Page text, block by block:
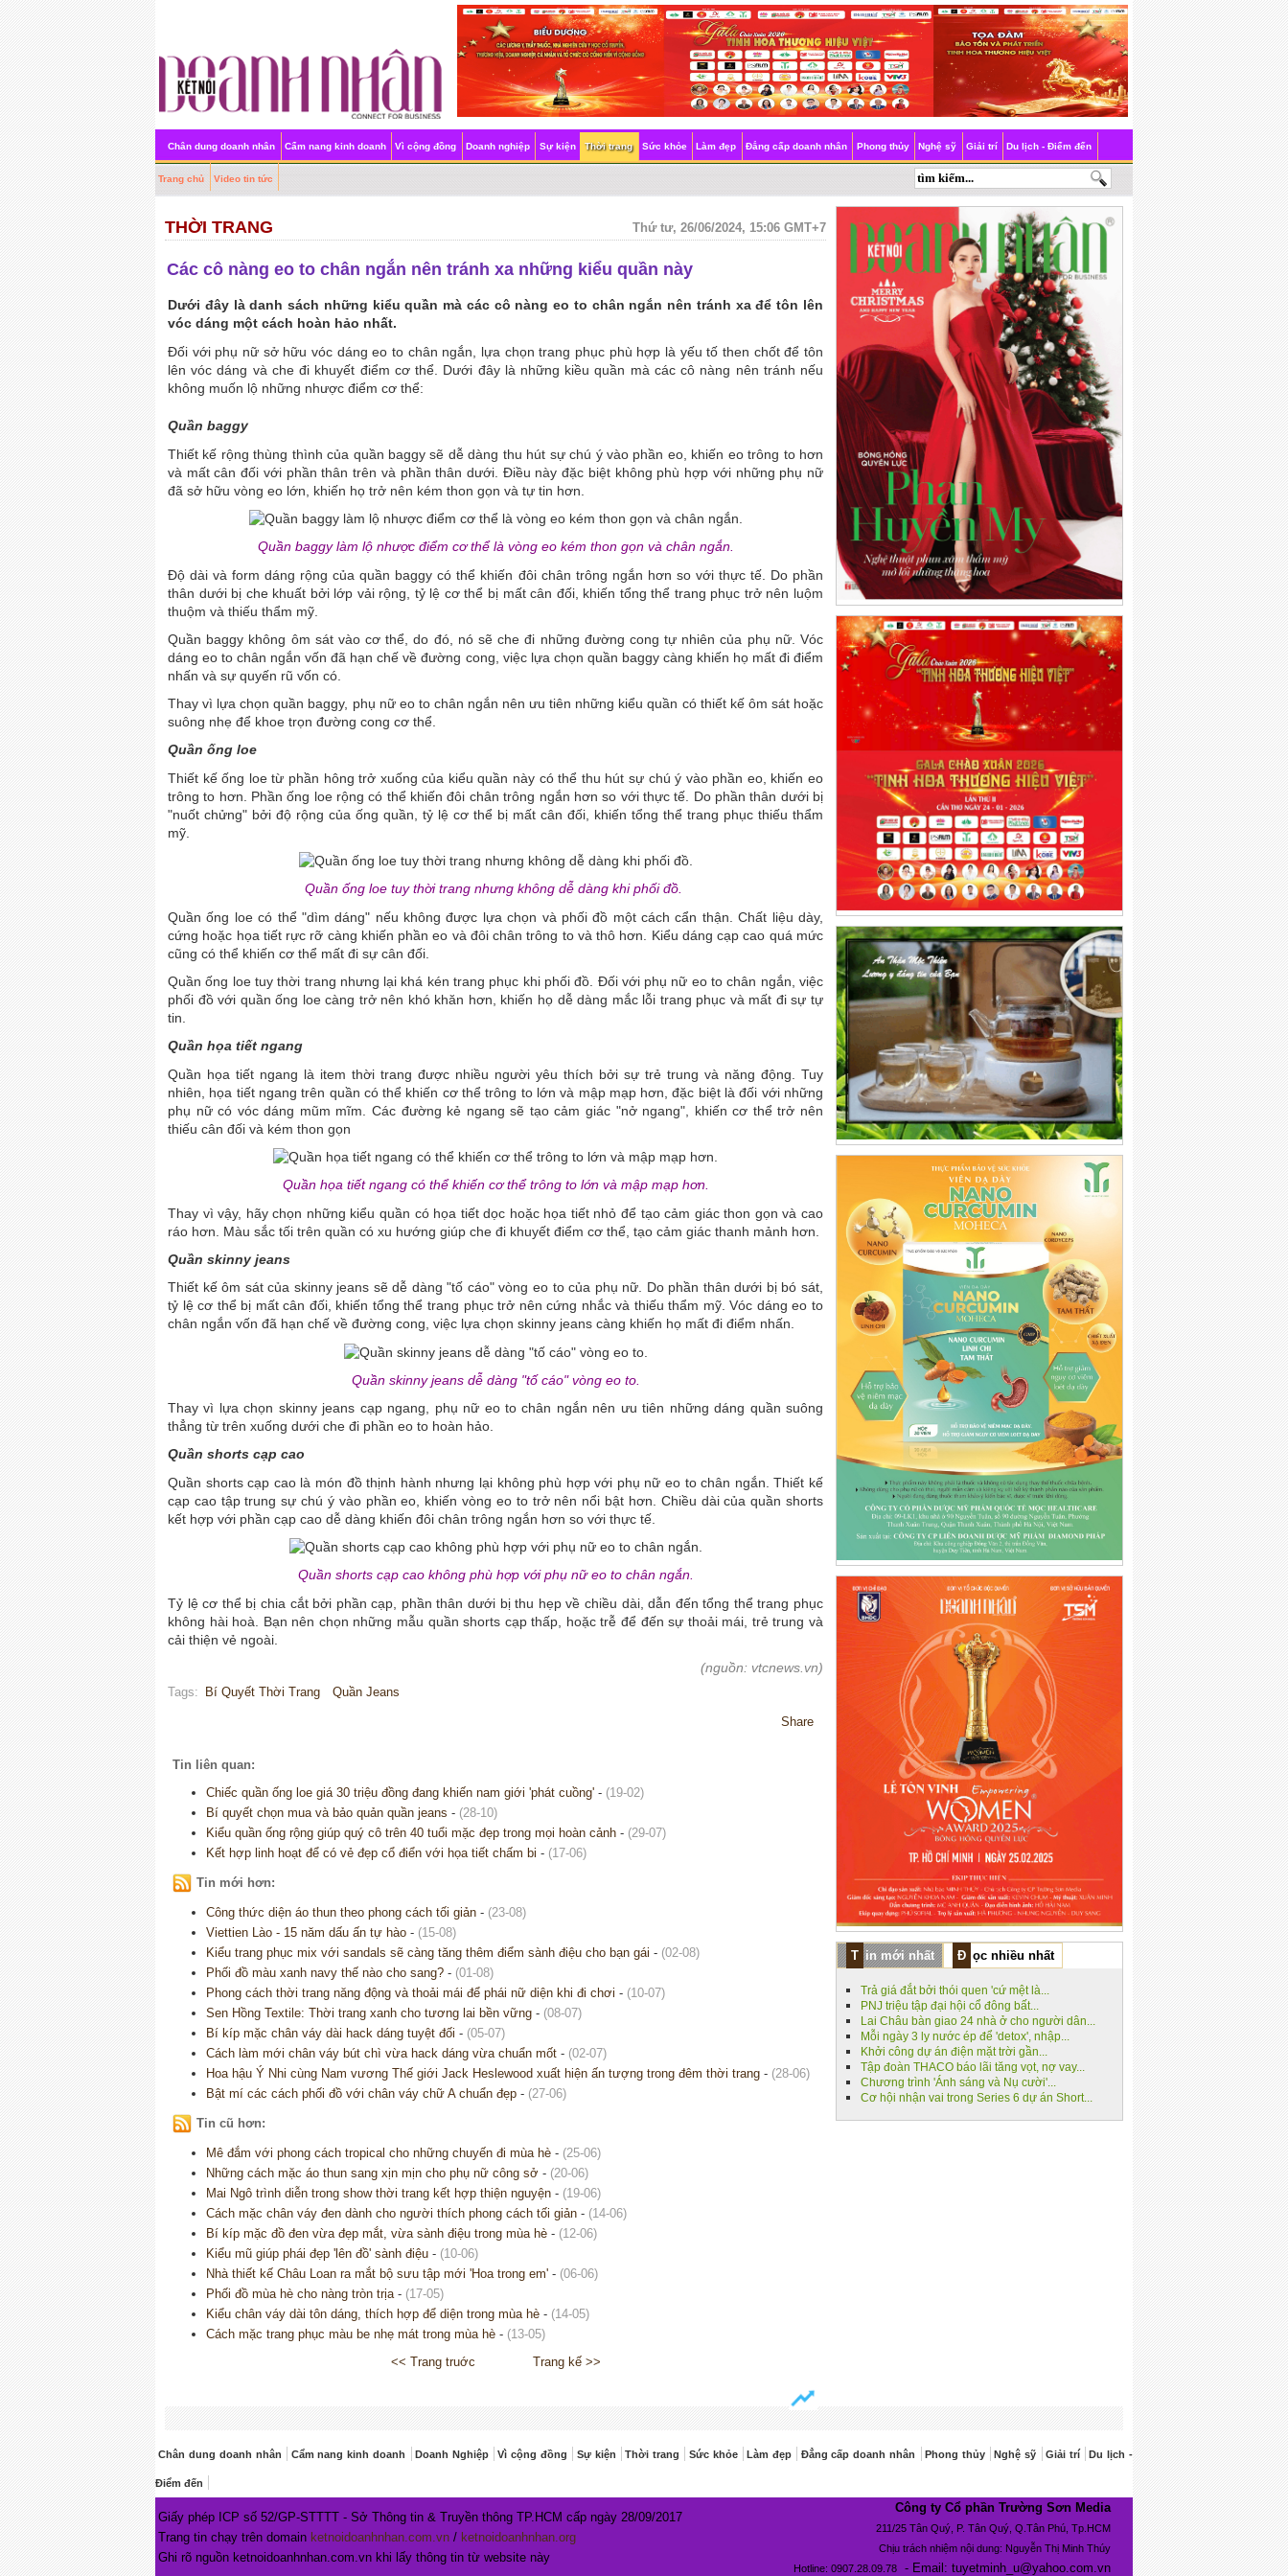
Chân dung doanh nhân Cẩm nang kinh doanh Vì cộng đồng Doanh nghiệp Sự kiện Thời trang Sức khỏe Làm đẹp Đẳng cấp doanh nhân Phong thủy Nghệ sỹ Giải trí Du lịch - Điểm đến
Trang chủ Video tin tức
THỜI TRANG Thứ tư, 26/06/2024, 15:06 GMT+7
Các cô nàng eo to chân ngắn nên tránh xa những kiểu quần này
Dưới đây là danh sách những kiểu quần mà các cô nàng eo to chân ngắn nên tránh xa để tôn lên
vóc dáng một cách hoàn hảo nhất.
Đối với phụ nữ sở hữu vóc dáng eo to chân ngắn, lựa chọn trang phục phù hợp là yếu tố then chốt để tôn
lên vóc dáng và che đi khuyết điểm cơ thể. Dưới đây là những kiều quần mà các cô nàng nên tránh nếu
không muốn lộ những nhược điểm cơ thể:
Quần baggy
Thiết kế rộng thùng thình của quần baggy sẽ dễ dàng thu hút sự chú ý vào phần eo, khiến eo trông to hơn
và mất cân đối với phần thân trên và phần thân dưới. Điều này đặc biệt không phù hợp với những phụ nữ
đã sở hữu vòng eo lớn, khiến họ trở nên kém thon gọn và tự tin hơn.
Quần baggy làm lộ nhược điểm cơ thể là vòng eo kém thon gọn và chân ngắn.
Độ dài và form dáng rộng của quần baggy có thể khiến đôi chân trông ngắn hơn so với thực tế. Do phần
thân dưới bị che khuất bởi lớp vải rộng, tỷ lệ cơ thể bị mất cân đối, khiến tổng thể trang phục trở nên luộm
thuộm và thiếu thẩm mỹ.
Quần baggy không ôm sát vào cơ thể, do đó, nó sẽ che đi những đường cong tự nhiên của phụ nữ. Vóc
dáng eo to chân ngắn vốn đã hạn chế về đường cong, việc lựa chọn quần baggy càng khiến họ mất đi điểm
nhấn và sự quyến rũ vốn có.
Thay vì lựa chọn quần baggy, phụ nữ eo to chân ngắn nên ưu tiên những kiểu quần có thiết kế ôm sát hoặc
suông nhẹ để khoe trọn đường cong cơ thể.
Quần ống loe
Thiết kế ống loe từ phần hông trở xuống của kiểu quần này có thể thu hút sự chú ý vào phần eo, khiến eo
trông to hơn. Phần ống loe rộng có thể khiến đôi chân trông ngắn hơn so với thực tế. Do phần thân dưới bị
"nuốt chửng" bởi độ rộng của ống quần, tỷ lệ cơ thể bị mất cân đối, khiến tổng thể trang phục thiếu thẩm
mỹ.
Quần ống loe tuy thời trang nhưng không dễ dàng khi phối đồ.
Quần ống loe có thể "dìm dáng" nếu không được lựa chọn và phối đồ một cách cẩn thận. Chất liệu dày,
cứng hoặc họa tiết rực rỡ càng khiến phần eo và đôi chân trông to và thô hơn. Kiểu dáng cạp cao quá mức
cũng có thể khiến cơ thể mất đi sự cân đối.
Quần ống loe tuy thời trang nhưng lại khá kén trang phục khi phối đồ. Đối với phụ nữ eo to chân ngắn, việc
phối đồ với quần ống loe càng trở nên khó khăn hơn, khiến họ dễ dàng mắc lỗi trang phục và mất đi sự tự
tin.
Quần họa tiết ngang
Quần họa tiết ngang là item thời trang được nhiều người yêu thích bởi sự trẻ trung và năng động. Tuy
nhiên, họa tiết ngang trên quần có thể khiến cơ thể trông to lớn và mập mạp hơn, đặc biệt là đối với những
phụ nữ có vóc dáng mũm mĩm. Các đường kẻ ngang sẽ tạo cảm giác "nở ngang", khiến cơ thể trở nên
thiếu cân đối và kém thon gọn
Quần họa tiết ngang có thể khiến cơ thể trông to lớn và mập mạp hơn.
Thay vì vậy, hãy chọn những kiểu quần có họa tiết dọc hoặc họa tiết nhỏ để tạo cảm giác thon gọn và cao
ráo hơn. Màu sắc tối trên quần có xu hướng giúp che đi khuyết điểm cơ thể, tạo cảm giác thanh mảnh hơn.
Quần skinny jeans
Thiết kế ôm sát của skinny jeans sẽ dễ dàng "tố cáo" vòng eo to của phụ nữ. Do phần thân dưới bị bó sát,
tỷ lệ cơ thể bị mất cân đối, khiến tổng thể trang phục trở nên cứng nhắc và thiếu thẩm mỹ. Vóc dáng eo to
chân ngắn vốn đã hạn chế về đường cong, việc lựa chọn skinny jeans càng khiến họ mất đi điểm nhấn.
Quần skinny jeans dễ dàng "tố cáo" vòng eo to.
Thay vì lựa chọn skinny jeans cạp ngang, phụ nữ eo to chân ngắn nên ưu tiên những dáng quần suông
thẳng từ trên xuống dưới che đi phần eo to hoàn hảo.
Quần shorts cạp cao
Quần shorts cạp cao là món đồ thịnh hành nhưng lại không phù hợp với phụ nữ eo to chân ngắn. Thiết kế
cạp cao tập trung sự chú ý vào phần eo, khiến vòng eo to trở nên nổi bật hơn. Chiều dài của quần shorts
kết hợp với phần cạp cao dễ dàng khiến đôi chân trông ngắn hơn so với thực tế.
Quần shorts cạp cao không phù hợp với phụ nữ eo to chân ngắn.
Tỷ lệ cơ thể bị chia cắt bởi phần cạp, phần thân dưới bị thu hẹp về chiều dài, dẫn đến tổng thể trang phục
không hài hoà. Bạn nên chọn những mẫu quần shorts cạp thấp, hoặc trễ để đến sự thoải mái, trẻ trung và
cải thiện vẻ ngoài.
(nguồn: vtcnews.vn)
Tags: Bí Quyết Thời Trang Quần Jeans
Share
Tin liên quan:
Chiếc quần ống loe giá 30 triệu đồng đang khiến nam giới 'phát cuồng' - (19-02)
Bí quyết chọn mua và bảo quản quần jeans - (28-10)
Kiểu quần ống rộng giúp quý cô trên 40 tuổi mặc đẹp trong mọi hoàn cảnh - (29-07)
Kết hợp linh hoạt để có vẻ đẹp cổ điển với họa tiết chấm bi - (17-06)
Tin mới hơn:
Công thức diện áo thun theo phong cách tối giản - (23-08)
Viettien Lào - 15 năm dấu ấn tự hào - (15-08)
Kiểu trang phục mix với sandals sẽ càng tăng thêm điểm sành điệu cho bạn gái - (02-08)
Phối đồ màu xanh navy thế nào cho sang? - (01-08)
Phong cách thời trang năng động và thoải mái để phái nữ diện khi đi chơi - (10-07)
Sen Hồng Textile: Thời trang xanh cho tương lai bền vững - (08-07)
Bí kíp mặc chân váy dài hack dáng tuyệt đối - (05-07)
Cách làm mới chân váy bút chì vừa hack dáng vừa chuẩn mốt - (02-07)
Hoa hậu Ý Nhi cùng Nam vương Thế giới Jack Heslewood xuất hiện ấn tượng trong đêm thời trang - (28-06)
Bật mí các cách phối đồ với chân váy chữ A chuẩn đẹp - (27-06)
Tin cũ hơn:
Mê đắm với phong cách tropical cho những chuyến đi mùa hè - (25-06)
Những cách mặc áo thun sang xịn mịn cho phụ nữ công sở - (20-06)
Mai Ngô trình diễn trong show thời trang kết hợp thiện nguyện - (19-06)
Cách mặc chân váy đen dành cho người thích phong cách tối giản - (14-06)
Bí kíp mặc đồ đen vừa đẹp mắt, vừa sành điệu trong mùa hè - (12-06)
Kiểu mũ giúp phái đẹp 'lên đồ' sành điệu - (10-06)
Nhà thiết kế Châu Loan ra mắt bộ sưu tập mới 'Hoa trong em' - (06-06)
Phối đồ mùa hè cho nàng tròn trịa - (17-05)
Kiểu chân váy dài tôn dáng, thích hợp để diện trong mùa hè - (14-05)
Cách mặc trang phục màu be nhẹ mát trong mùa hè - (13-05)
<< Trang truớc
Trang kế >>
Tin mới nhất Đọc nhiều nhất
Trả giá đắt bởi thói quen 'cứ mệt là...
PNJ triệu tập đại hội cổ đông bất...
Lai Châu bàn giao 24 nhà ở cho người dân...
Mỗi ngày 3 ly nước ép để 'detox', nhập...
Khởi công dự án điện mặt trời gần...
Tập đoàn THACO báo lãi tăng vọt, nợ vay...
Chương trình 'Ánh sáng và Nụ cười'...
Cơ hội nhận vai trong Series 6 dự án Short...
Chân dung doanh nhân Cẩm nang kinh doanh Doanh Nghiệp Vì cộng đồng Sự kiện Thời trang Sức khỏe Làm đẹp Đẳng cấp doanh nhân Phong thủy Nghệ sỹ Giải trí Du lịch -
Điểm đến
Giấy phép ICP số 52/GP-STTTT - Sở Thông tin & Truyền thông TP.HCM cấp ngày 28/09/2017
Trang tin chạy trên domain ketnoidoanhnhan.com.vn / ketnoidoanhnhan.org
Ghi rõ nguồn ketnoidoanhnhan.com.vn khi lấy thông tin từ website này
Công ty Cổ phần Trường Sơn Media
211/25 Tân Quý, P. Tân Quý, Q.Tân Phú, Tp.HCM
Chịu trách nhiệm nội dung: Nguyễn Thị Minh Thúy
Hotline: 0907.28.09.78 - Email: tuyetminh_u@yahoo.com.vn